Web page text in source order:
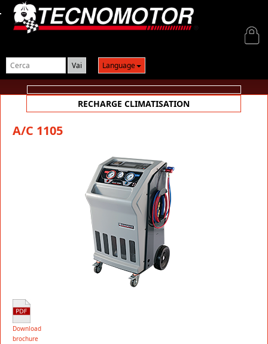
Language
Login
RECHARGE CLIMATISATION
A/C 1105
Download
brochure